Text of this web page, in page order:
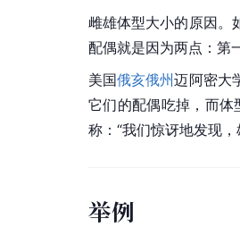
雌雄体型大小的原因。
配偶就是因为两点：第
美国俄亥俄州迈阿密大
它们的配偶吃掉，而
称：“我们惊讶地发现
举例